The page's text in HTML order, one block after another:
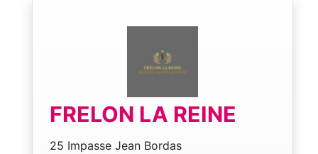
FRELON LA REINE
25 Impasse Jean Bordas